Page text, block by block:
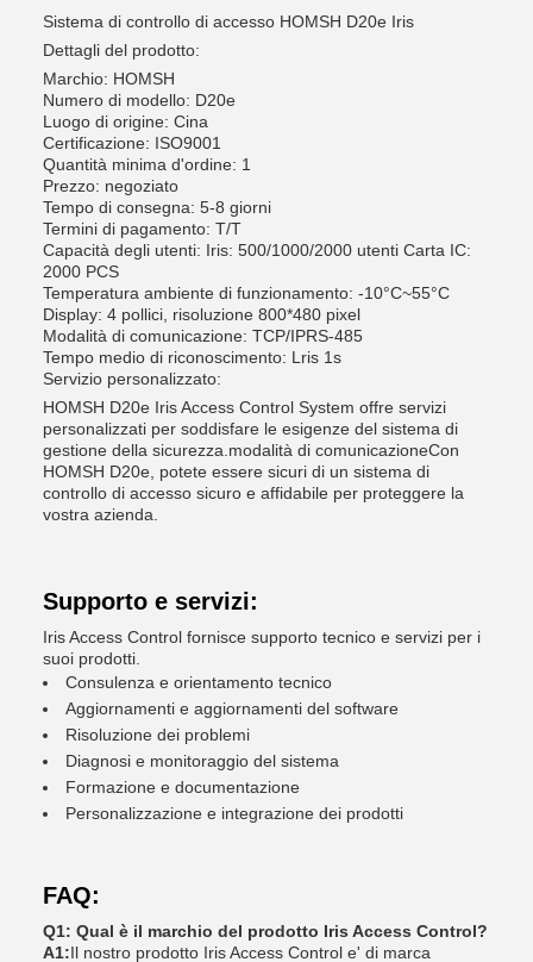
Sistema di controllo di accesso HOMSH D20e Iris
Dettagli del prodotto:
Marchio: HOMSH
Numero di modello: D20e
Luogo di origine: Cina
Certificazione: ISO9001
Quantità minima d'ordine: 1
Prezzo: negoziato
Tempo di consegna: 5-8 giorni
Termini di pagamento: T/T
Capacità degli utenti: Iris: 500/1000/2000 utenti Carta IC:
2000 PCS
Temperatura ambiente di funzionamento: -10°C~55°C
Display: 4 pollici, risoluzione 800*480 pixel
Modalità di comunicazione: TCP/IPRS-485
Tempo medio di riconoscimento: Lris 1s
Servizio personalizzato:
HOMSH D20e Iris Access Control System offre servizi
personalizzati per soddisfare le esigenze del sistema di
gestione della sicurezza.modalità di comunicazioneCon
HOMSH D20e, potete essere sicuri di un sistema di
controllo di accesso sicuro e affidabile per proteggere la
vostra azienda.
Supporto e servizi:
Iris Access Control fornisce supporto tecnico e servizi per i
suoi prodotti.
Consulenza e orientamento tecnico
Aggiornamenti e aggiornamenti del software
Risoluzione dei problemi
Diagnosi e monitoraggio del sistema
Formazione e documentazione
Personalizzazione e integrazione dei prodotti
FAQ:
Q1: Qual è il marchio del prodotto Iris Access Control?
A1:Il nostro prodotto Iris Access Control e' di marca